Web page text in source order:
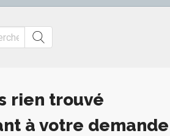
rien trouvé
à votre demande